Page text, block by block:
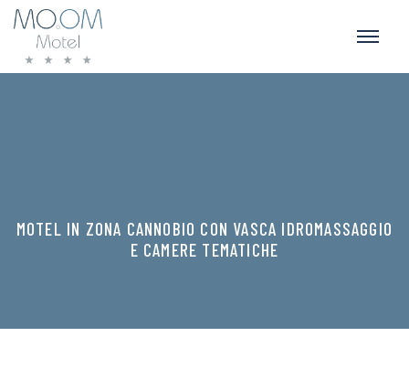
MOTEL IN ZONA CANNOBIO CON VASCA IDROMASSAGGIO
E CAMERE TEMATICHE